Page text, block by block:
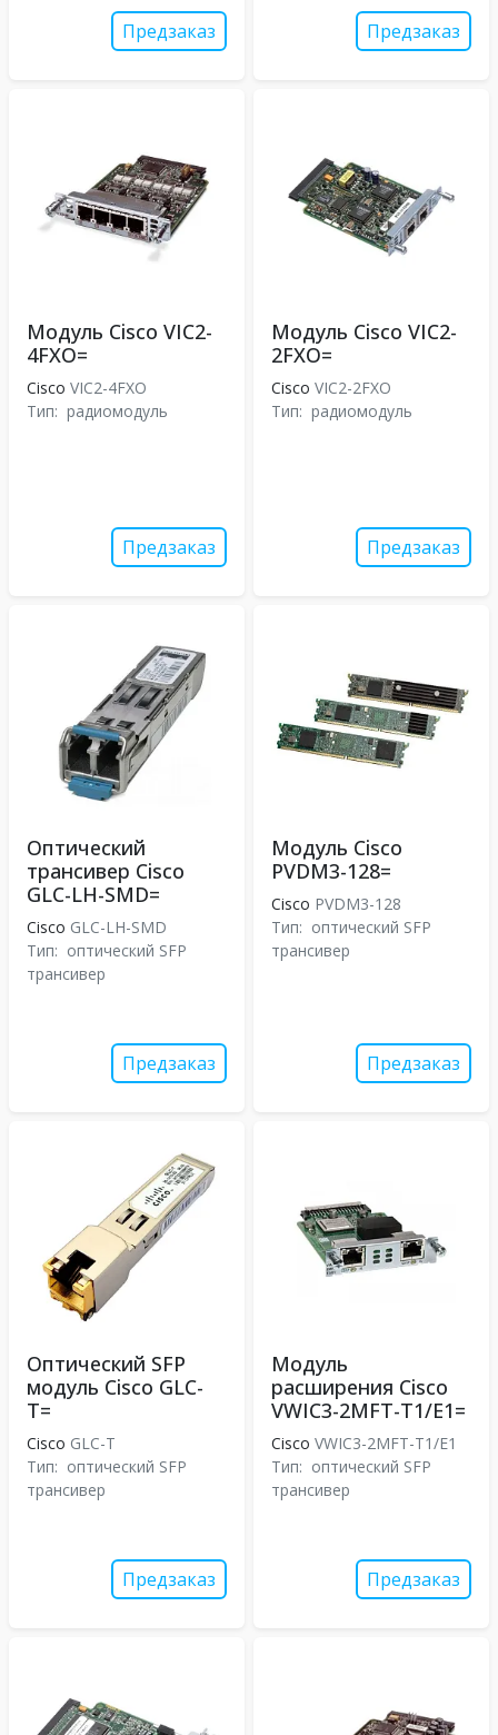
Предзаказ Предзаказ
Модуль Cisco VIC2-
4FXO=
Cisco VIC2-4FXO
Тип: радиомодуль
Предзаказ
Модуль Cisco VIC2-
2FXO=
Cisco VIC2-2FXO
Тип: радиомодуль
Предзаказ
Оптический
трансивер Cisco
GLC-LH-SMD=
Cisco GLC-LH-SMD
Тип: оптический SFP
трансивер
Предзаказ
Модуль Cisco
PVDM3-128=
Cisco PVDM3-128
Тип: оптический SFP
трансивер
Предзаказ
Оптический SFP
модуль Cisco GLC-
T=
Cisco GLC-T
Тип: оптический SFP
трансивер
Предзаказ
Модуль
расширения Cisco
VWIC3-2MFT-T1/E1=
Cisco VWIC3-2MFT-T1/E1
Тип: оптический SFP
трансивер
Предзаказ